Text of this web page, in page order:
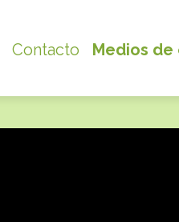
Contacto Medios